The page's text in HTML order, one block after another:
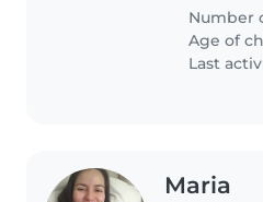
año.
esté
Number
Age of
Last
Maria